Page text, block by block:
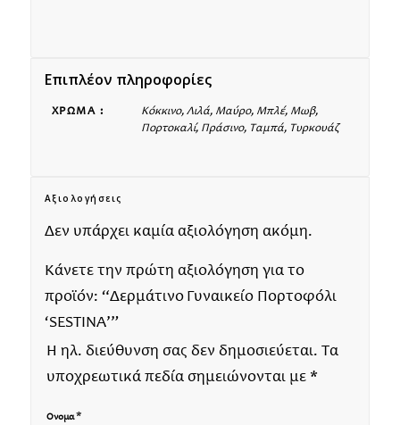
Επιπλέον πληροφορίες
ΧΡΏΜΑ :
Κόκκινο, Λιλά, Μαύρο, Μπλέ, Μωβ,
Πορτοκαλί, Πράσινο, Ταμπά, Τυρκουάζ
Αξιολογήσεις
Δεν υπάρχει καμία αξιολόγηση ακόμη.
Κάνετε την πρώτη αξιολόγηση για το
προϊόν: “Δερμάτινο Γυναικείο Πορτοφόλι
‘SESTINA’”
Η ηλ. διεύθυνση σας δεν δημοσιεύεται. Τα
υποχρεωτικά πεδία σημειώνονται με *
Όνομα*